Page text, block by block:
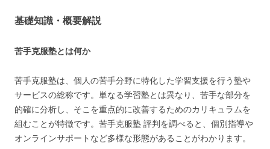
基礎知識・概要解説
苦手克服塾とは何か
苦手克服塾は、個人の苦手分野に特化した学習支援を行う塾や
サービスの総称です。単なる学習塾とは異なり、苦手な部分を
的確に分析し、そこを重点的に改善するためのカリキュラムを
組むことが特徴です。苦手克服塾 評判を調べると、個別指導や
オンラインサポートなど多様な形態があることがわかります。